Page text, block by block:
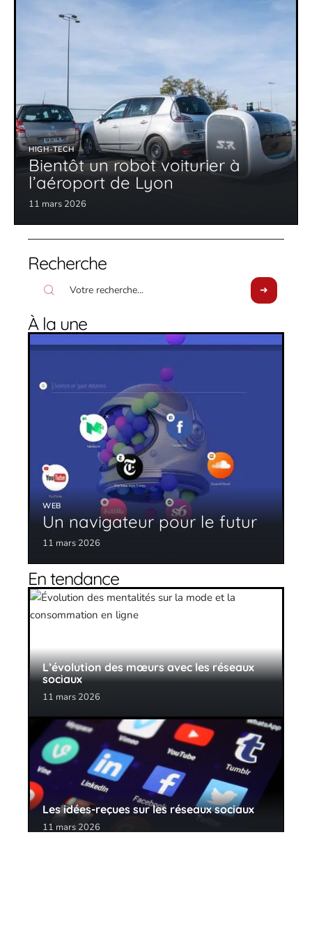
HIGH-TECH
Bientôt un robot voiturier à
l’aéroport de Lyon
11 mars 2026
Recherche
À la une
WEB
Un navigateur pour le futur
11 mars 2026
En tendance
L’évolution des mœurs avec les réseaux
sociaux
11 mars 2026
Les idées-reçues sur les réseaux sociaux
11 mars 2026